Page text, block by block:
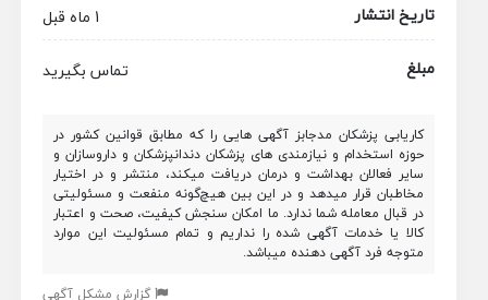
تاریخ انتشار
1 ماه قبل
مبلغ
تماس بگیرید
کاریابی پزشکان مدجابز آگهی هایی را که مطابق قوانین کشور در
حوزه استخدام و نیازمندی های پزشکان دندانپزشکان و داروسازان و
سایر فعالان بهداشت و درمان دریافت میکند، منتشر و در اختیار
مخاطبان قرار میدهد و در این بین هیچ‌گونه منفعت و مسئولیتی
در قبال معامله شما ندارد. ما امکان سنجش کیفیت، صحت و اعتبار
کالا یا خدمات آگهی شده را نداریم و تمام مسئولیت این موارد
متوجه فرد آگهی دهنده میباشد.
گزارش مشکل آگهی